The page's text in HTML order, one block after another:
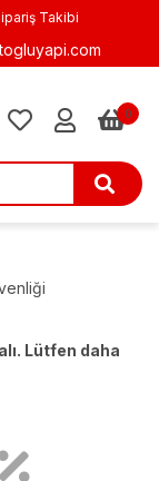
Takibi
0
Lütfen daha